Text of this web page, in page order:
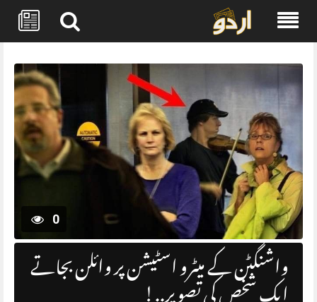
Skip
content
0
‏واشنگٹن کے میٹرو اسٹیشن پر وائلن بجاتے